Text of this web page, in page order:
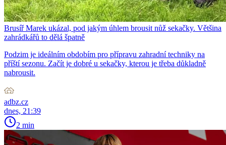
Brusíř Marek ukázal, pod jakým úhlem brousit nůž sekačky. Většina
zahrádkářů to dělá špatně
Podzim je ideálním obdobím pro přípravu zahradní techniky na
příští sezonu. Začít je dobré u sekačky, kterou je třeba důkladně
nabrousit.
adbz.cz
dnes, 21:39
2 min